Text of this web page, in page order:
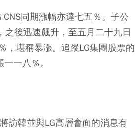
同期漲幅亦達七五％。子公
後迅速飆升，至五月二十九日
，堪稱暴漲。追蹤LG集團股票的
一八％。
訪韓並與LG高層會面的消息有